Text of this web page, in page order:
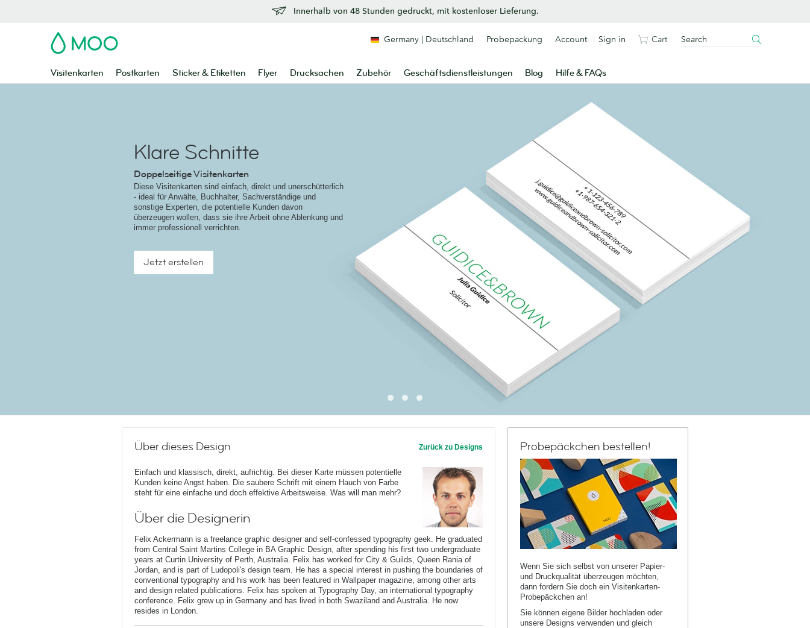
Innerhalb von 48 Stunden gedruckt, mit kostenloser Lieferung.
MOO
Visitenkarten Postkarten Sticker & Etiketten Flyer Drucksachen Zubehör Geschäftsdienstleistungen Blog Hilfe & FAQs
Germany | Deutschland Probepackung Account Sign in Cart
Klare Schnitte
Doppelseitige Visitenkarten
Diese Visitenkarten sind einfach, direkt und unerschütterlich
- ideal für Anwälte, Buchhalter, Sachverständige und
sonstige Experten, die potentielle Kunden davon
überzeugen wollen, dass sie ihre Arbeit ohne Ablenkung und
immer professionell verrichten.
Jetzt erstellen
Über dieses Design Zurück zu Designs
Einfach und klassisch, direkt, aufrichtig. Bei dieser Karte müssen potentielle
Kunden keine Angst haben. Die saubere Schrift mit einem Hauch von Farbe
steht für eine einfache und doch effektive Arbeitsweise. Was will man mehr?
Über die Designerin
Felix Ackermann is a freelance graphic designer and self-confessed typography geek. He graduated
from Central Saint Martins College in BA Graphic Design, after spending his first two undergraduate
years at Curtin University of Perth, Australia. Felix has worked for City & Guilds, Queen Rania of
Jordan, and is part of Ludopoli's design team. He has a special interest in pushing the boundaries of
conventional typography and his work has been featured in Wallpaper magazine, among other arts
and design related publications. Felix has spoken at Typography Day, an international typography
conference. Felix grew up in Germany and has lived in both Swaziland and Australia. He now
resides in London.
Probepäckchen bestellen!
Wenn Sie sich selbst von unserer Papier-
und Druckqualität überzeugen möchten,
dann fordern Sie doch ein Visitenkarten-
Probepäckchen an!
Sie können eigene Bilder hochladen oder
unsere Designs verwenden und gleich